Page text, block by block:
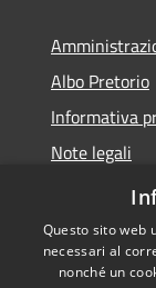
Albo Pretorio
Informativa
Note legali
Questo sito web
necessari al
nonché un